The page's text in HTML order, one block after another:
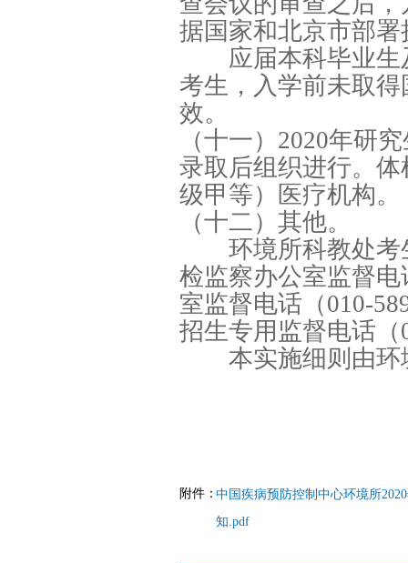
据国家和北京市部署
应届本科毕业生
考生，入学前未取
效。
（十一）2020年研
录取后组织进行。
级甲等）医疗机构。
（十二）其他。
环境所科教处考生
检监察办公室监督电
室监督电话（010-
招生专用监督电话（
本实施细则由环
附件：中国疾病预防控制中心环境所
知.pdf